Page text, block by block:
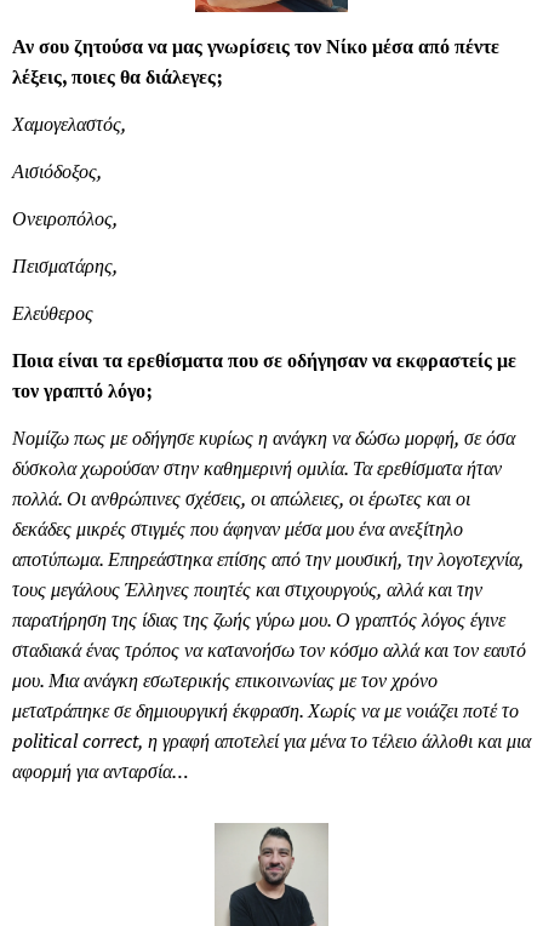
Αν σου ζητούσα να μας γνωρίσεις τον Νίκο μέσα από πέντε
λέξεις, ποιες θα διάλεγες;
Χαμογελαστός,
Αισιόδοξος,
Ονειροπόλος,
Πεισματάρης,
Ελεύθερος
Ποια είναι τα ερεθίσματα που σε οδήγησαν να εκφραστείς με
τον γραπτό λόγο;
Νομίζω πως με οδήγησε κυρίως η ανάγκη να δώσω μορφή, σε όσα
δύσκολα χωρούσαν στην καθημερινή ομιλία. Τα ερεθίσματα ήταν
πολλά. Οι ανθρώπινες σχέσεις, οι απώλειες, οι έρωτες και οι
δεκάδες μικρές στιγμές που άφηναν μέσα μου ένα ανεξίτηλο
αποτύπωμα. Επηρεάστηκα επίσης από την μουσική, την λογοτεχνία,
τους μεγάλους Έλληνες ποιητές και στιχουργούς, αλλά και την
παρατήρηση της ίδιας της ζωής γύρω μου. Ο γραπτός λόγος έγινε
σταδιακά ένας τρόπος να κατανοήσω τον κόσμο αλλά και τον εαυτό
μου. Μια ανάγκη εσωτερικής επικοινωνίας με τον χρόνο
μετατράπηκε σε δημιουργική έκφραση. Χωρίς να με νοιάζει ποτέ το
political correct, η γραφή αποτελεί για μένα το τέλειο άλλοθι και μια
αφορμή για ανταρσία…